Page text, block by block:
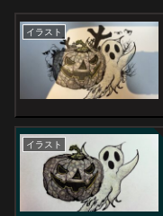
イラスト
イラスト